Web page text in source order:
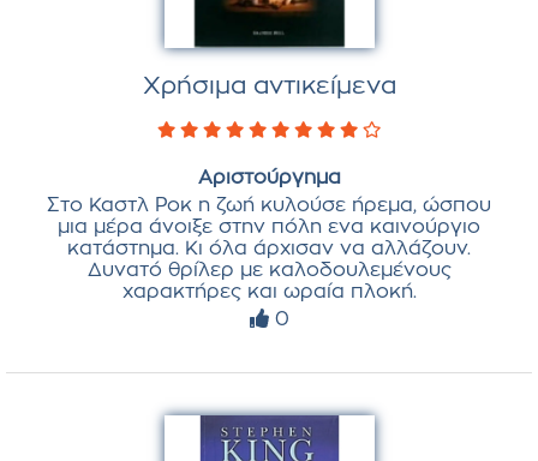
Χρήσιμα αντικείμενα
Αριστούργημα
Στο Καστλ Ροκ η ζωή κυλούσε ήρεμα, ώσπου
μια μέρα άνοιξε στην πόλη ενα καινούργιο
κατάστημα. Κι όλα άρχισαν να αλλάζουν.
Δυνατό θρίλερ με καλοδουλεμένους
χαρακτήρες και ωραία πλοκή.
0